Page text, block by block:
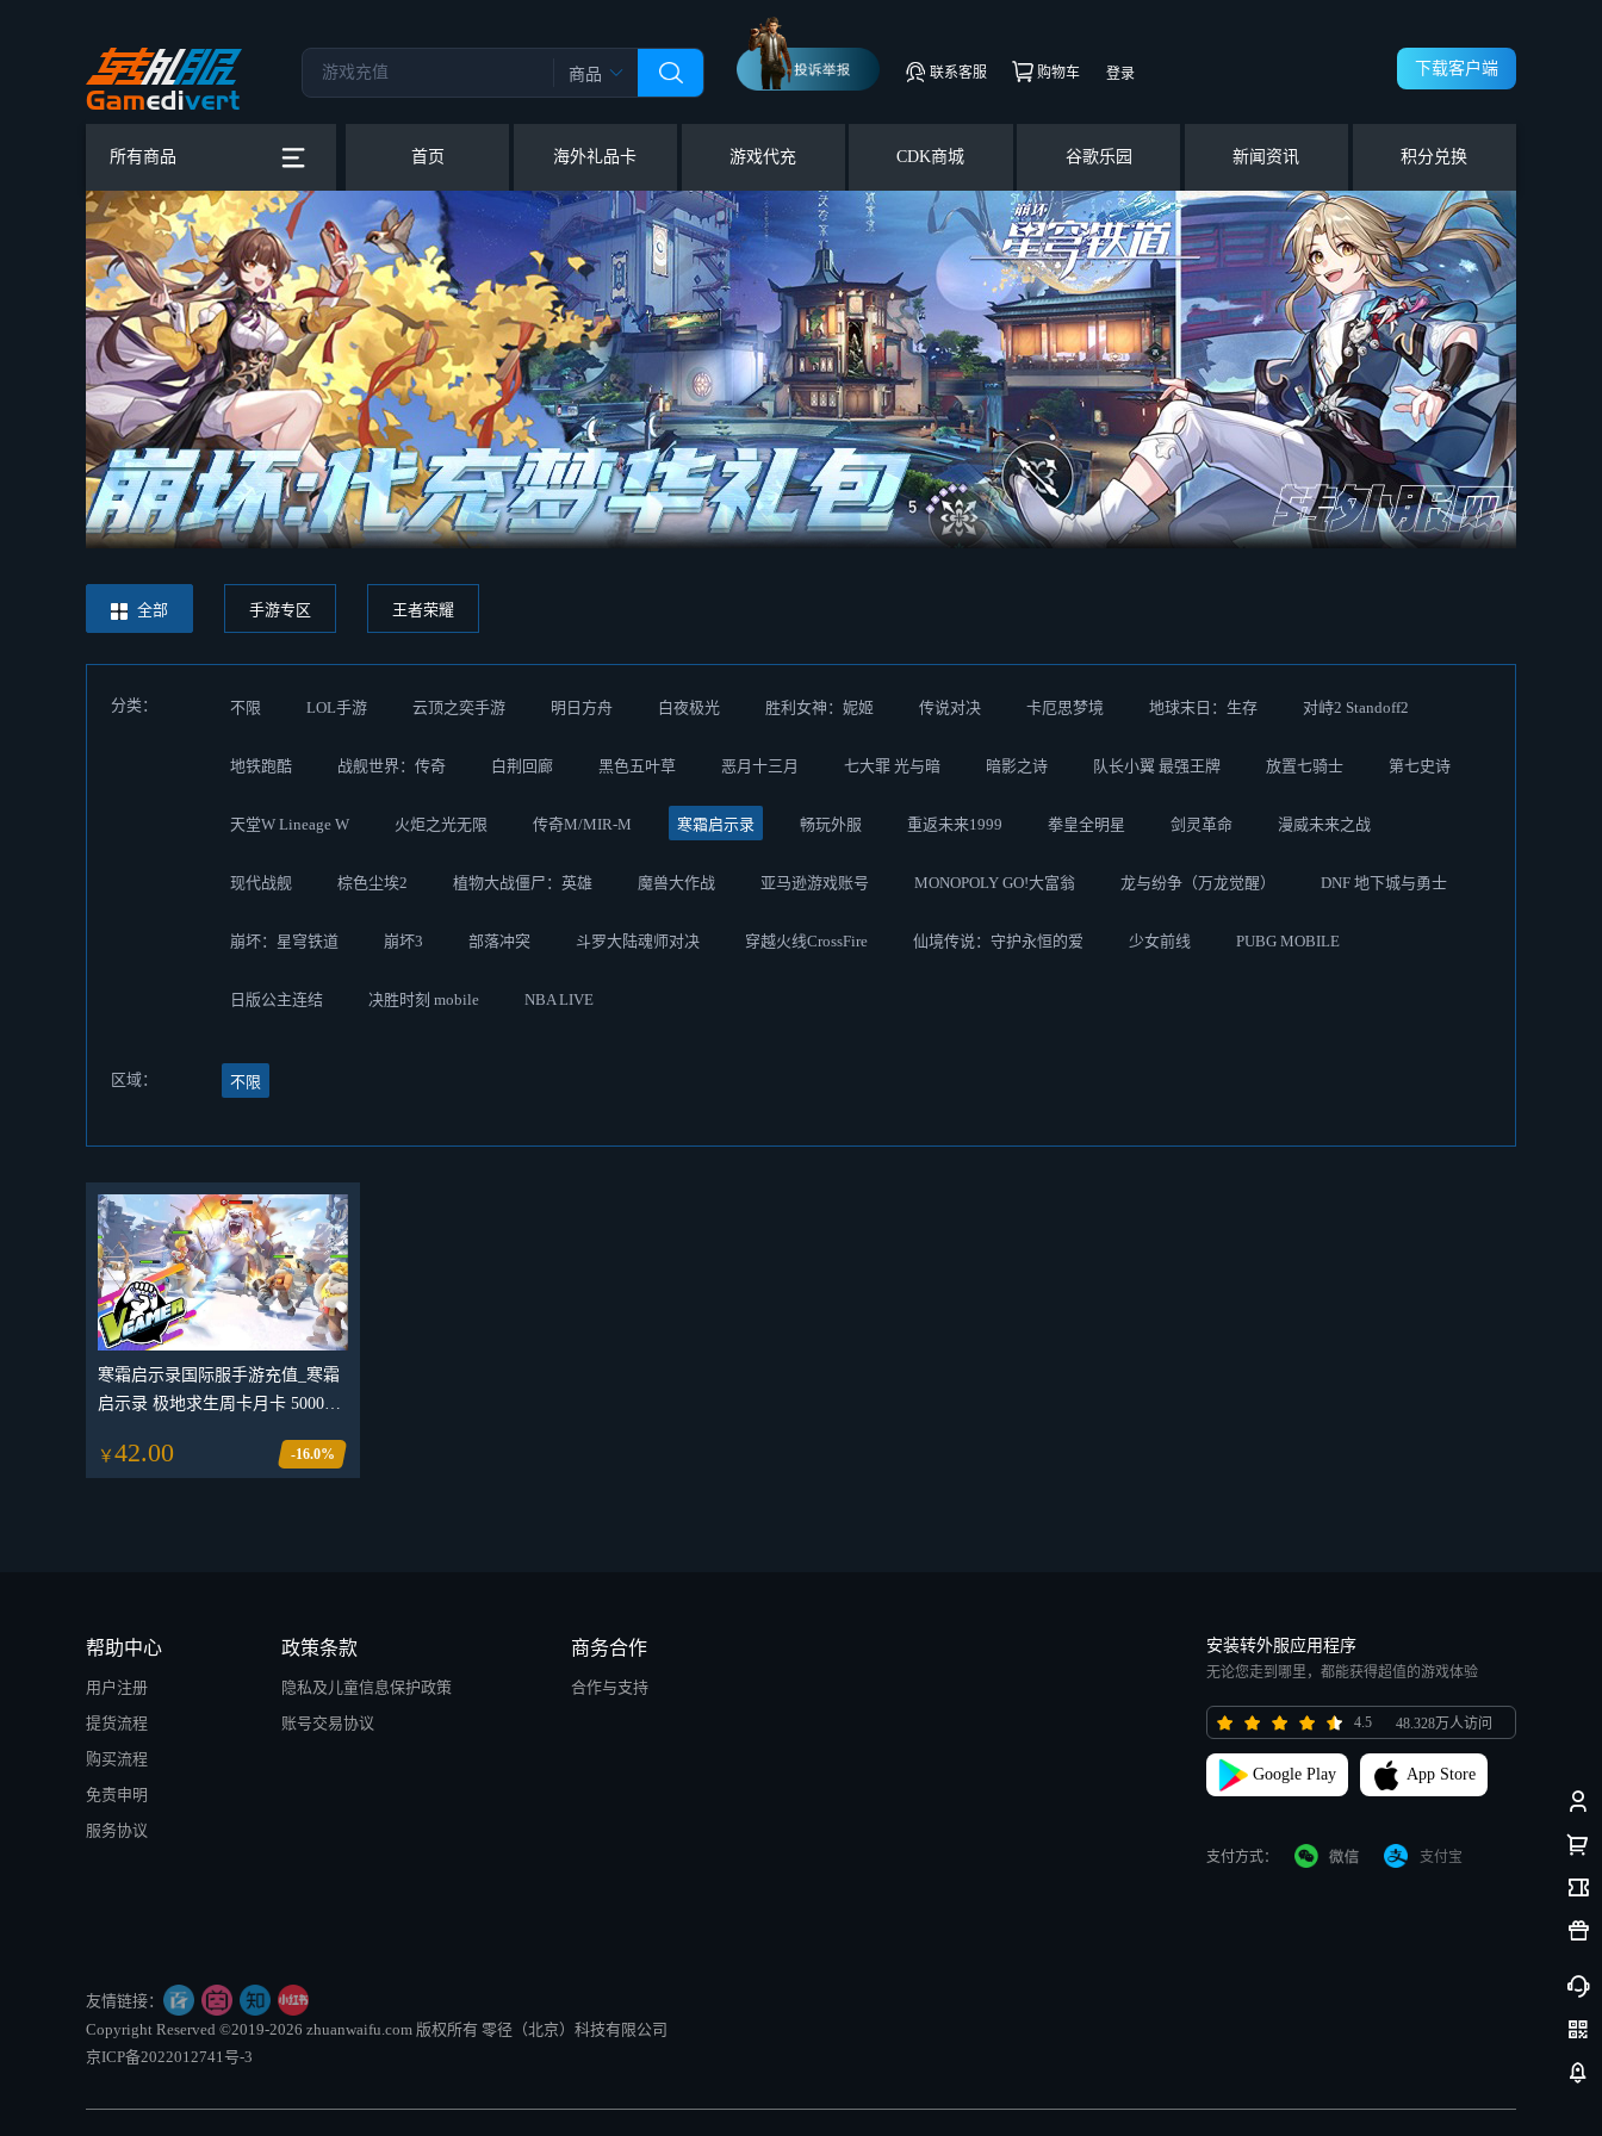
商品 联系客服 购物车 登录 下载客户端
所有商品 首页 海外礼品卡 游戏代充 CDK商城 谷歌乐园 新闻资讯 积分兑换
全部 手游专区 王者荣耀
分类： 不限 LOL手游 云顶之奕手游 明日方舟 白夜极光 胜利女神：妮姬 传说对决 卡厄思梦境 地球末日：生存 对峙2 Standoff2
地铁跑酷 战舰世界：传奇 白荆回廊 黑色五叶草 恶月十三月 七大罪 光与暗 暗影之诗 队长小翼 最强王牌 放置七骑士 第七史诗
天堂W Lineage W 火炬之光无限 传奇M/MIR-M 寒霜启示录 畅玩外服 重返未来1999 拳皇全明星 剑灵革命 漫威未来之战
现代战舰 棕色尘埃2 植物大战僵尸：英雄 魔兽大作战 亚马逊游戏账号 MONOPOLY GO!大富翁 龙与纷争（万龙觉醒） DNF 地下城与勇士
崩坏：星穹铁道 崩坏3 部落冲突 斗罗大陆魂师对决 穿越火线CrossFire 仙境传说：守护永恒的爱 少女前线 PUBG MOBILE
日版公主连结 决胜时刻 mobile NBA LIVE
区域： 不限
寒霜启示录国际服手游充值_寒霜
启示录 极地求生周卡月卡 50000
启示录 极地求生国际服代充礼包
￥ 42.00 -16.0%
帮助中心
用户注册
提货流程
购买流程
免责申明
服务协议
政策条款
隐私及儿童信息保护政策
账号交易协议
商务合作
合作与支持
安装转外服应用程序
无论您走到哪里，都能获得超值的游戏体验
4.5 48.328万人访问
Google Play App Store
支付方式： 支付宝
友情链接：
Copyright Reserved ©2019-2026 zhuanwaifu.com 版权所有 零径（北京）科技有限公司
京ICP备2022012741号-3